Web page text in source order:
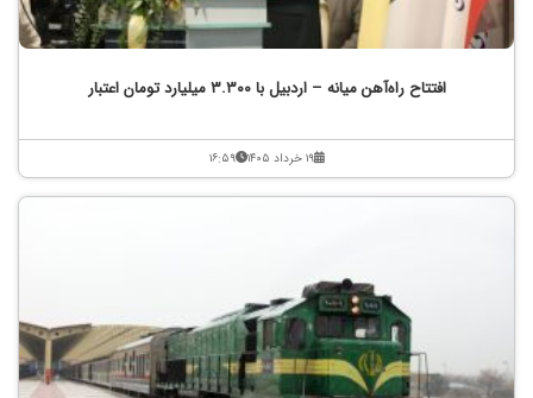
افتتاح راه‌آهن میانه – اردبیل با ۳.۳۰۰ میلیارد تومان اعتبار
۱۹ خرداد ۱۴۰۵ ۱۶:۵۹